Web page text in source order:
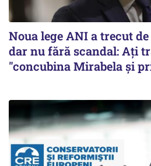
Noua lege ANI a trecut
dar nu fără scandal: Ați
"concubina Mirabela şi